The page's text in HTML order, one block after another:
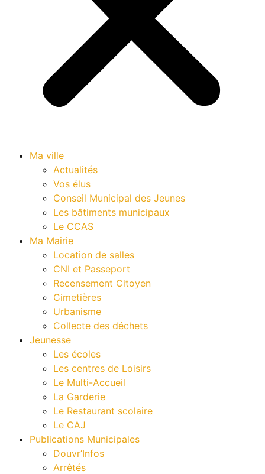
Ma ville
Actualités
Vos élus
Conseil Municipal des Jeunes
Les bâtiments municipaux
Le CCAS
Ma Mairie
Location de salles
CNI et Passeport
Recensement Citoyen
Cimetières
Urbanisme
Collecte des déchets
Jeunesse
Les écoles
Les centres de Loisirs
Le Multi-Accueil
La Garderie
Le Restaurant scolaire
Le CAJ
Publications Municipales
Douvr’Infos
Arrêtés